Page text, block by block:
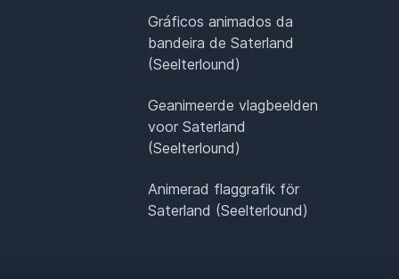
Gráficos animados da
bandeira de Saterland
(Seelterlound)
Geanimeerde vlagbeelden
voor Saterland
(Seelterlound)
Animerad flaggrafik för
Saterland (Seelterlound)